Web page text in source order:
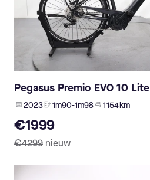
Pegasus Premio EVO 10 Lite
2023 1m90-1m98 1 154 km
€1999
€4299 nieuw